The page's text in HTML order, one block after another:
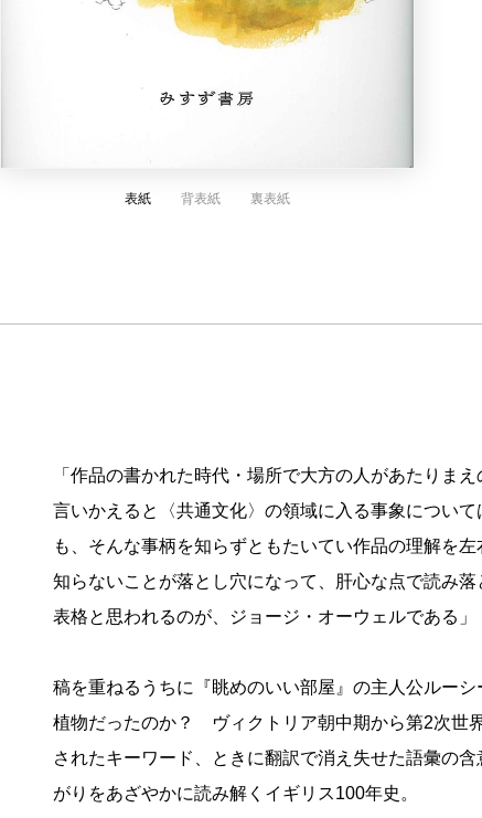
表紙 背表紙 裏表紙
「作品の書かれた時代・場所で大方の人があたりま
言いかえると〈共通文化〉の領域に入る事象につい
も、そんな事柄を知らずともたいてい作品の理解を
知らないことが落とし穴になって、肝心な点で読み
表格と思われるのが、ジョージ・オーウェルである」
稿を重ねるうちに『眺めのいい部屋』の主人公ルー
植物だったのか？ ヴィクトリア朝中期から第2次世
されたキーワード、ときに翻訳で消え失せた語彙の
がりをあざやかに読み解くイギリス100年史。